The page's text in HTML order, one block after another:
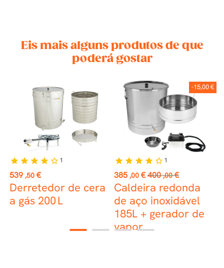
Eis mais alguns produtos de que
poderá gostar
Preço
539 ,50 €
Derretedor de cera
a gás 200 L
star star star star star_border 1
-15,00 €
Preço
385 ,00 €Preço
normal
400 ,00 €
Caldeira redonda
de aço inoxidável
185L + gerador de
vapor
star star star star star_border 1
1 2 3 4